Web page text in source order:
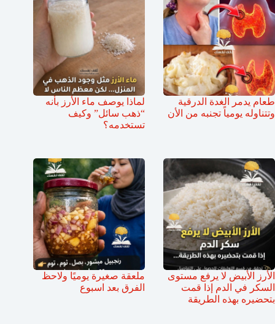
طعام يدمر الغدة الدرقية
وتتناوله يومياً تجنبه من الأن
لماذا يوصف ماء الأرز بأنه
“ذهب سائل” وكيف
تستخدمه؟
الأرز الأبيض لا يرفع مستوى
السكر في الدم إذا قمت
بتحضيره بهذه الطريقة
ملعقة صغيرة يوميًا ولاحظ
الفرق بعد اسبوع